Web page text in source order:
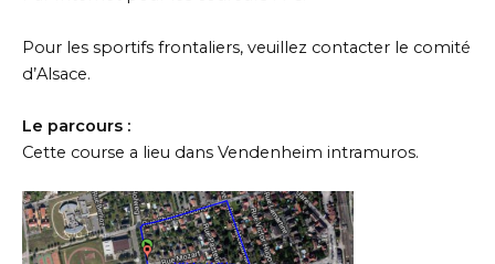
Pour les sportifs frontaliers, veuillez contacter le comité
d’Alsace.
Le parcours :
Cette course a lieu dans Vendenheim intramuros.